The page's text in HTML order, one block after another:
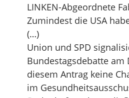
LINKEN-Abgeordnete
Zumindest die USA
(…)
Union und SPD
Bundestagsdebatte am
diesem Antrag keine
im